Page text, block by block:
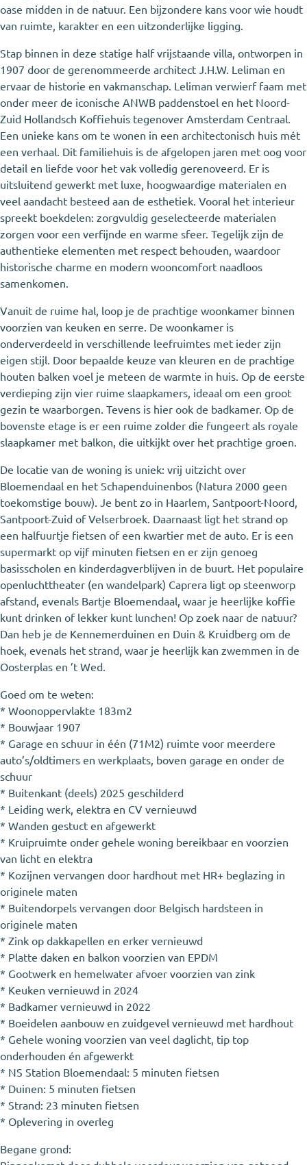
oase midden in de natuur. Een bijzondere kans voor wie houdt
van ruimte, karakter en een uitzonderlijke ligging.
Stap binnen in deze statige half vrijstaande villa, ontworpen in
1907 door de gerenommeerde architect J.H.W. Leliman en
ervaar de historie en vakmanschap. Leliman verwierf faam met
onder meer de iconische ANWB paddenstoel en het Noord-
Zuid Hollandsch Koffiehuis tegenover Amsterdam Centraal.
Een unieke kans om te wonen in een architectonisch huis mét
een verhaal. Dit familiehuis is de afgelopen jaren met oog voor
detail en liefde voor het vak volledig gerenoveerd. Er is
uitsluitend gewerkt met luxe, hoogwaardige materialen en
veel aandacht besteed aan de esthetiek. Vooral het interieur
spreekt boekdelen: zorgvuldig geselecteerde materialen
zorgen voor een verfijnde en warme sfeer. Tegelijk zijn de
authentieke elementen met respect behouden, waardoor
historische charme en modern wooncomfort naadloos
samenkomen.
Vanuit de ruime hal, loop je de prachtige woonkamer binnen
voorzien van keuken en serre. De woonkamer is
onderverdeeld in verschillende leefruimtes met ieder zijn
eigen stijl. Door bepaalde keuze van kleuren en de prachtige
houten balken voel je meteen de warmte in huis. Op de eerste
verdieping zijn vier ruime slaapkamers, ideaal om een groot
gezin te waarborgen. Tevens is hier ook de badkamer. Op de
bovenste etage is er een ruime zolder die fungeert als royale
slaapkamer met balkon, die uitkijkt over het prachtige groen.
De locatie van de woning is uniek: vrij uitzicht over
Bloemendaal en het Schapenduinenbos (Natura 2000 geen
toekomstige bouw). Je bent zo in Haarlem, Santpoort-Noord,
Santpoort-Zuid of Velserbroek. Daarnaast ligt het strand op
een halfuurtje fietsen of een kwartier met de auto. Er is een
supermarkt op vijf minuten fietsen en er zijn genoeg
basisscholen en kinderdagverblijven in de buurt. Het populaire
openluchttheater (en wandelpark) Caprera ligt op steenworp
afstand, evenals Bartje Bloemendaal, waar je heerlijke koffie
kunt drinken of lekker kunt lunchen! Op zoek naar de natuur?
Dan heb je de Kennemerduinen en Duin & Kruidberg om de
hoek, evenals het strand, waar je heerlijk kan zwemmen in de
Oosterplas en ’t Wed.
Goed om te weten:
* Woonoppervlakte 183m2
* Bouwjaar 1907
* Garage en schuur in één (71M2) ruimte voor meerdere
auto’s/oldtimers en werkplaats, boven garage en onder de
schuur
* Buitenkant (deels) 2025 geschilderd
* Leiding werk, elektra en CV vernieuwd
* Wanden gestuct en afgewerkt
* Kruipruimte onder gehele woning bereikbaar en voorzien
van licht en elektra
* Kozijnen vervangen door hardhout met HR+ beglazing in
originele maten
* Buitendorpels vervangen door Belgisch hardsteen in
originele maten
* Zink op dakkapellen en erker vernieuwd
* Platte daken en balkon voorzien van EPDM
* Gootwerk en hemelwater afvoer voorzien van zink
* Keuken vernieuwd in 2024
* Badkamer vernieuwd in 2022
* Boeidelen aanbouw en zuidgevel vernieuwd met hardhout
* Gehele woning voorzien van veel daglicht, tip top
onderhouden én afgewerkt
* NS Station Bloemendaal: 5 minuten fietsen
* Duinen: 5 minuten fietsen
* Strand: 23 minuten fietsen
* Oplevering in overleg
Begane grond: